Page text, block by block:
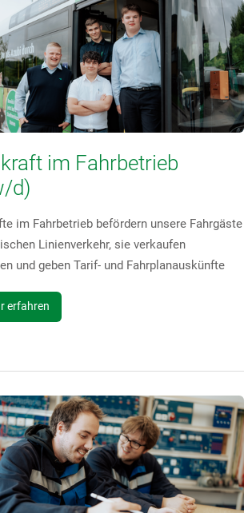
im Fahrbetrieb
d)
im Fahrbetrieb befördern unsere Fahrgäste
Linienverkehr, sie verkaufen
und geben Tarif- und Fahrplanauskünfte
erfahren